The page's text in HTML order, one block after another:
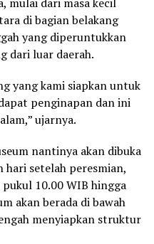
di bagian belakang
yang diperuntukkan
dari luar daerah.
yang kami siapkan untuk
penginapan dan ini
ujarnya.
nantinya akan dibuka
setelah peresmian,
10.00 WIB hingga
akan berada di bawah
menyiapkan struktur